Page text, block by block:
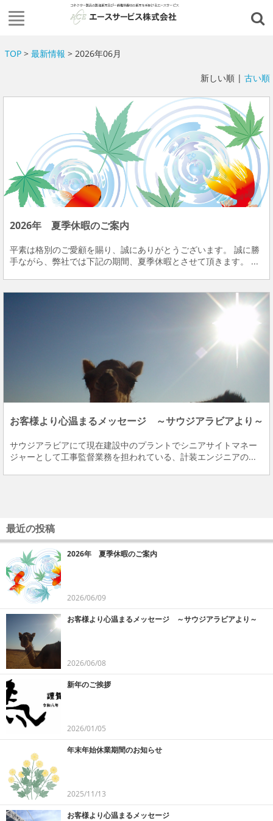
TOP> 最新情報 > 2026年06月
新しい順 | 古い順
2026年 夏季休暇のご案内
平素は格別のご愛顧を賜り、誠にありがとうございます。 誠に勝
手ながら、弊社では下記の期間、夏季休暇とさせて頂きます。 ...
お客様より心温まるメッセージ ～サウジアラビアより～
サウジアラビアにて現在建設中のプラントでシニアサイトマネー
ジャーとして工事監督業務を担われている、計装エンジニアの...
最近の投稿
2026年 夏季休暇のご案内
2026/06/09
お客様より心温まるメッセージ ～サウジアラビアより～
2026/06/08
新年のご挨拶
2026/01/05
年末年始休業期間のお知らせ
2025/11/13
お客様より心温まるメッセージ